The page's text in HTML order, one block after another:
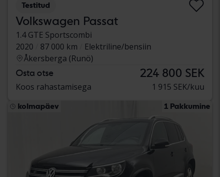
Testitud
Volkswagen Passat
1.4 GTE Sportscombi
2020
87 000 km
Elektriline/bensiin
Åkersberga (Runö)
Osta otse 224 800 SEK
Koos rahastamisega 1 915 SEK/kuu
kolmapäev 1 Pakkumine